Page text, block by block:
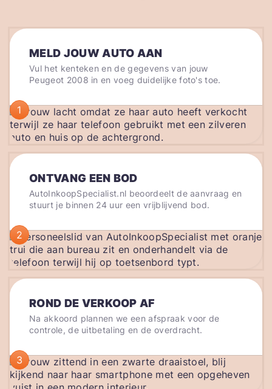
MELD JOUW AUTO AAN
Vul het kenteken en de gegevens van jouw
Peugeot 2008 in en voeg duidelijke foto's toe.
1
ONTVANG EEN BOD
AutoInkoopSpecialist.nl beoordeelt de aanvraag en
stuurt je binnen 24 uur een vrijblijvend bod.
2
ROND DE VERKOOP AF
Na akkoord plannen we een afspraak voor de
controle, de uitbetaling en de overdracht.
3